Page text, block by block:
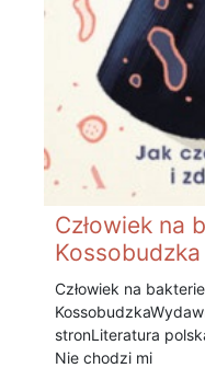
Człowiek na
Kossobudzka
Człowiek na
Kossobudzka
stronLiteratura
Nie chodzi mi